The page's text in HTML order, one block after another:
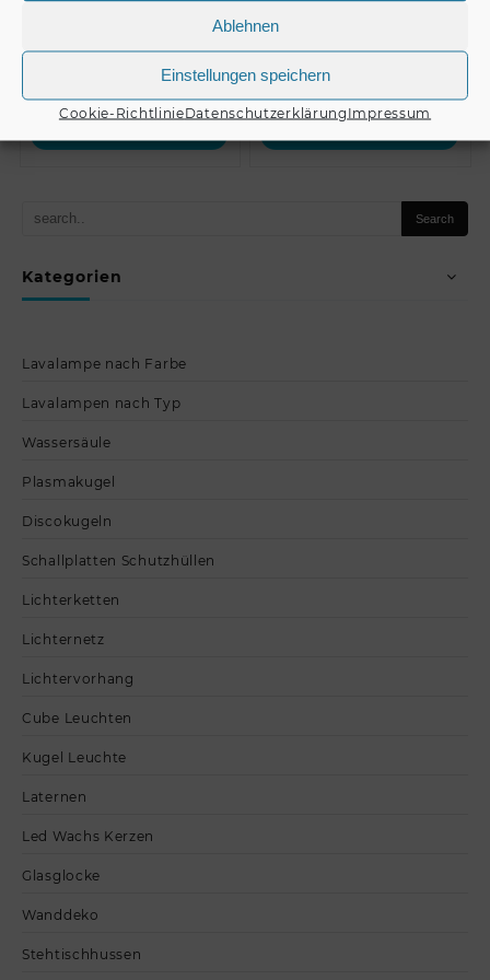
Ablehnen
Einstellungen speichern
Cookie-RichtlinieDatenschutzerklärung Impressum
Kategorien
Lavalampe nach Farbe
Lavalampen nach Typ
Wassersäule
Plasmakugel
Discokugeln
Schallplatten Schutzhüllen
Lichterketten
Lichternetz
Lichtervorhang
Cube Leuchten
Kugel Leuchte
Laternen
Led Wachs Kerzen
Glasglocke
Wanddeko
Stehtischhussen
€6,99